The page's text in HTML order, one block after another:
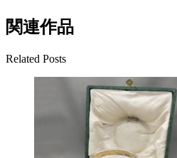
関連作品
Related Posts